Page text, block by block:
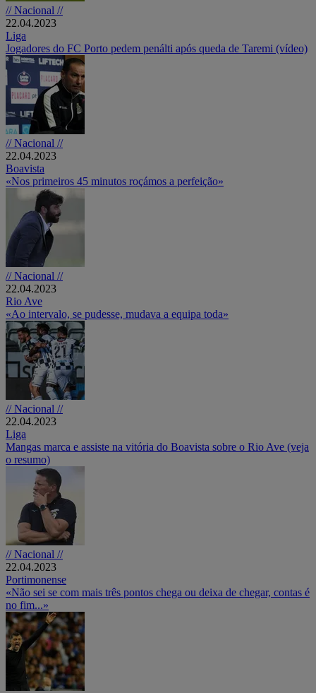
// Nacional //
22.04.2023
Liga
Jogadores do FC Porto pedem penálti após queda de Taremi (vídeo)
// Nacional //
22.04.2023
Boavista
«Nos primeiros 45 minutos roçámos a perfeição»
// Nacional //
22.04.2023
Rio Ave
«Ao intervalo, se pudesse, mudava a equipa toda»
// Nacional //
22.04.2023
Liga
Mangas marca e assiste na vitória do Boavista sobre o Rio Ave (veja
o resumo)
// Nacional //
22.04.2023
Portimonense
«Não sei se com mais três pontos chega ou deixa de chegar, contas é
no fim...»